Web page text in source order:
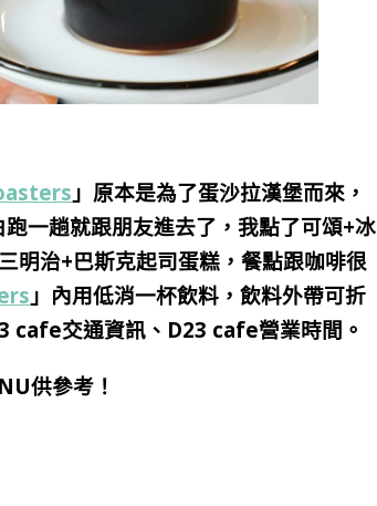
」 原本是為了蛋沙拉漢堡而來，
一趟就跟朋友進去了，我點了可頌+冰
明治+巴斯克起司蛋糕，餐點跟咖啡很
」 內用低消一杯飲料， 飲料外帶可折
交通資訊、D23 cafe營業時間。
供參考！